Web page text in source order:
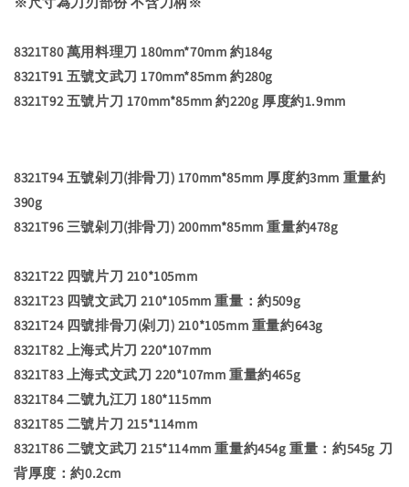
8321T80 萬用料理刀 180mm*70mm 約184g
8321T91 五號文武刀 170mm*85mm 約280g
8321T92 五號片刀 170mm*85mm 約220g 厚度約1.9mm
8321T94 五號剁刀(排骨刀) 170mm*85mm 厚度約3mm 重量約
390g
8321T96 三號剁刀(排骨刀) 200mm*85mm 重量約478g
8321T22 四號片刀 210*105mm
8321T23 四號文武刀 210*105mm 重量：約509g
8321T24 四號排骨刀(剁刀) 210*105mm 重量約643g
8321T82 上海式片刀 220*107mm
8321T83 上海式文武刀 220*107mm 重量約465g
8321T84 二號九江刀 180*115mm
8321T85 二號片刀 215*114mm
8321T86 二號文武刀 215*114mm 重量約454g 重量：約545g 刀
背厚度：約0.2cm